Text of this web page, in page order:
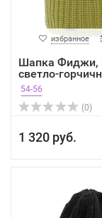
избранное
Шапка Фиджи,
светло-
весна-...
54-56
(0)
1 320 руб.